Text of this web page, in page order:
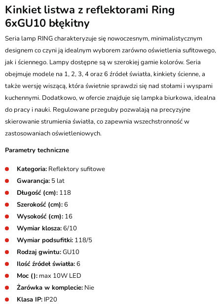
(od 1000 zł dla gabarytów, nie dotyczy produktów 3m)
Pobranie:
Poczta Polska Kurier 48H - 16 zł
Kurier GLS - 20 zł
Przesyłka Gabarytowa - 35 zł
Batalionów Chłopskich 12, 94-058 Łódź
506 336 320
kontakt@ledstyl.pl
Kinkiet listwa z reflektorami Ring
6xGU10 błękitny
Seria lamp RING charakteryzuje się nowoczesnym, minimalistycznym
designem co czyni ją idealnym wyborem zarówno oświetlenia sufitowego,
jak i ściennego. Lampy dostępne są w szerokiej gamie kolorów. Seria
obejmuje modele na 1, 2, 3, 4 oraz 6 źródeł światła, kinkiety ścienne, a
także wersję wiszącą, która świetnie sprawdzi się nad stołami i wyspami
kuchennymi. Dodatkowo, w ofercie znajduje się lampka biurkowa, idealna
do pracy i nauki. Regulowane przeguby pozwalają na precyzyjne
skierowanie strumienia światła, co zapewnia wszechstronność w
zastosowaniach oświetleniowych.
Parametry techniczne
Kategoria: Reflektory sufitowe
Gwarancja: 5 lat
Długość (cm): 118
Szerokość (cm):6
Wysokość (cm): 16
Wymiar klosza:6/10
Wymiar podsufitki: 118/5
Rodzaj gwintu:GU10
Ilość źródeł światła:6
Moc (): max 10W LED
Żarówka w komplecie: Nie
Klasa IP: IP20